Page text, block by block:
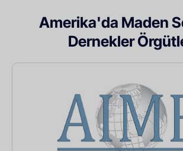
Amerika'da Maden
Dernekler